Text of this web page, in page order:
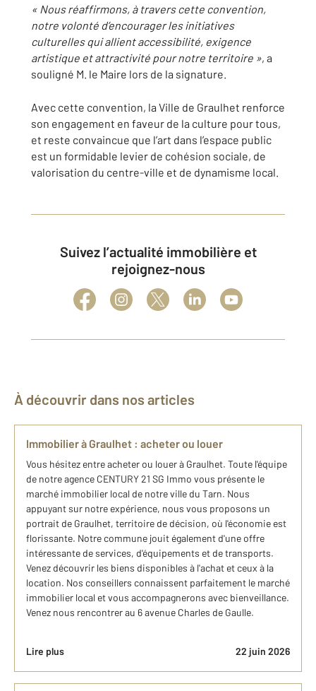
« Nous réaffirmons, à travers cette convention,
notre volonté d’encourager les initiatives
culturelles qui allient accessibilité, exigence
artistique et attractivité pour notre territoire », a
souligné M. le Maire lors de la signature.
Avec cette convention, la Ville de Graulhet renforce
son engagement en faveur de la culture pour tous,
et reste convaincue que l’art dans l’espace public
est un formidable levier de cohésion sociale, de
valorisation du centre-ville et de dynamisme local.
Suivez l’actualité immobilière et
rejoignez-nous
À découvrir dans nos articles
Immobilier à Graulhet : acheter ou louer
Vous hésitez entre acheter ou louer à Graulhet. Toute l'équipe
de notre agence CENTURY 21 SG Immo vous présente le
marché immobilier local de notre ville du Tarn. Nous
appuyant sur notre expérience, nous vous proposons un
portrait de Graulhet, territoire de décision, où l'économie est
florissante. Notre commune jouit également d'une offre
intéressante de services, d'équipements et de transports.
Venez découvrir les biens disponibles à l'achat et ceux à la
location. Nos conseillers connaissent parfaitement le marché
immobilier local et vous accompagnerons avec bienveillance.
Venez nous rencontrer au 6 avenue Charles de Gaulle.
Lire plus 22 juin 2026